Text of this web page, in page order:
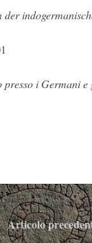
der
presso i Germani e
Articolo